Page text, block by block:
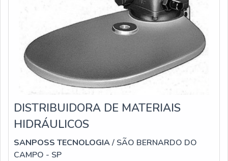
DISTRIBUIDORA DE MATERIAIS
HIDRÁULICOS
SANPOSS TECNOLOGIA/ SÃO BERNARDO DO
CAMPO - SP